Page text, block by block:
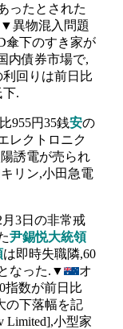
ったとされた
異物混入問題
傘下のすき家が
内債券市場で,
回りは前日比
下.
955円35銭安の
レクトロニク
誘電が売られ
リン,小田急電
3日の非常戒
尹錫悦大統領
は即時失職隣,60
なった.▼
オ
指数が前日比
の下落幅を記
Limited],小型家